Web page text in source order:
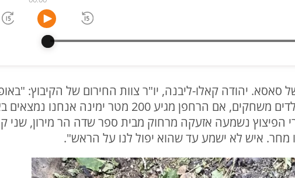
במטע של סאסא. יהודה קאלו-ליבנה, יו"ר צוות החירום של הקיבוץ:
בסביבות 200 מטר מגדר הקיבוץ, אנשים מסתובבים, ילדים משחקים, אם הרחפן מגיע 200 מטר ימינה
נשמעה אזעקה מרחוק מבית ספר שדה הר מירון, שני
מחר. איש לא ישמע עד שהוא יפול לנו על הראש".